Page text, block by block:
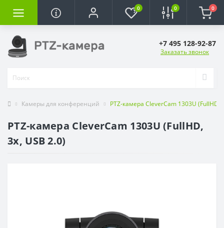
0 0 0
+7 495 128-92-87
Заказать звонок
Камеры для конференций PTZ-камера CleverCam 1303U (FullHD,
PTZ-камера CleverCam 1303U (FullHD,
3x, USB 2.0)